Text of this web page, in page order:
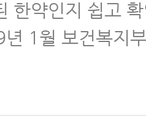
한약인지 쉽고
1월 보건복지